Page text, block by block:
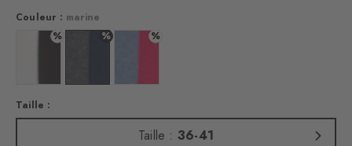
Couleur : marine
%
%
%
Taille :
Taille : 36-41